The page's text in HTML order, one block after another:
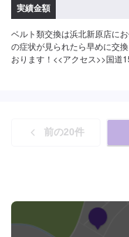
実績金額
ベルト類交換は浜北新原店に
の症状が見られたら早めに交
おります！<<アクセス>>国道
前の20件